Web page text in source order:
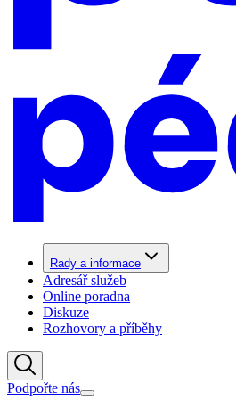
Rady a informace
Adresář služeb
Online poradna
Diskuze
Rozhovory a příběhy
Podpořte nás